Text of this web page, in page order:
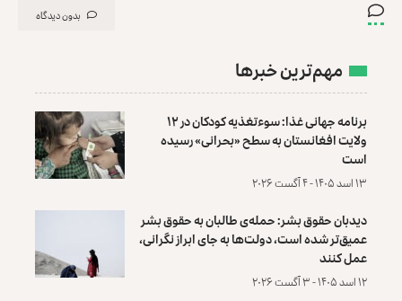
بدون دیدگاه
مهم‌ترین خبرها
برنامه جهانی غذا: سوءتغذیه کودکان در ۱۲
ولایت افغانستان به سطح «بحرانی» رسیده
است
۱۳ اسد ۱۴۰۵ - ۴ آگست ۲۰۲۶
دیدبان حقوق بشر: حمله‌ی طالبان به حقوق بشر
عمیق‌تر شده است، دولت‌ها به جای ابراز نگرانی،
عمل کنند
۱۲ اسد ۱۴۰۵ - ۳ آگست ۲۰۲۶